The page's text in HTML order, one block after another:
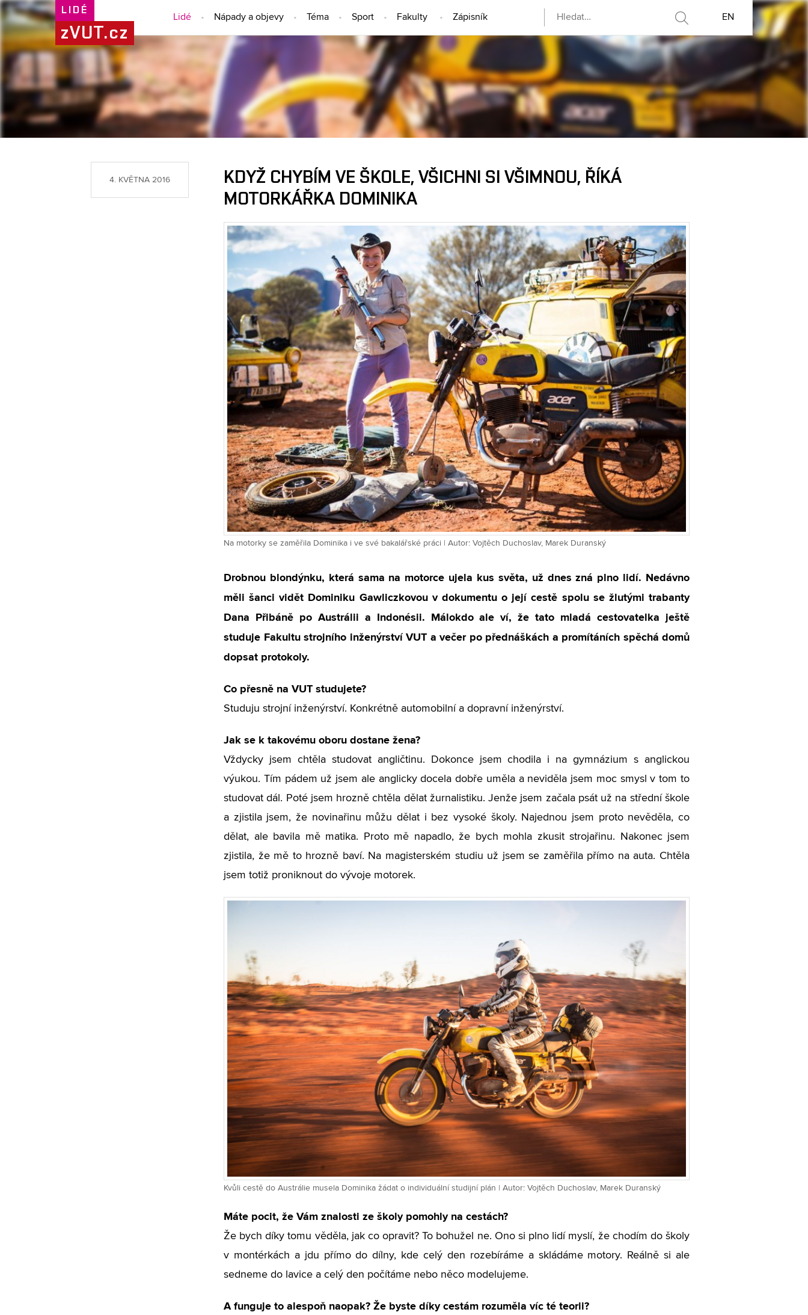
LIDÉ
zVUT.cz
Lidé Nápady a objevy Téma Sport Fakulty Zápisník EN
LIDÉ
4. KVĚTNA 2016
KDYŽ CHYBÍM VE ŠKOLE, VŠICHNI SI VŠIMNOU, ŘÍKÁ
MOTORKÁŘKA DOMINIKA
Na motorky se zaměřila Dominika i ve své bakalářské práci | Autor: Vojtěch Duchoslav, Marek Duranský
Drobnou blondýnku, která sama na motorce ujela kus světa, už dnes zná plno lidí. Nedávno
měli šanci vidět Dominiku Gawliczkovou v dokumentu o její cestě spolu se žlutými trabanty
Dana Přibáně po Austrálii a Indonésii. Málokdo ale ví, že tato mladá cestovatelka ještě
studuje Fakultu strojního inženýrství VUT a večer po přednáškách a promítáních spěchá domů
dopsat protokoly.
Co přesně na VUT studujete?
Studuju strojní inženýrství. Konkrétně automobilní a dopravní inženýrství.
Jak se k takovému oboru dostane žena?
Vždycky jsem chtěla studovat angličtinu. Dokonce jsem chodila i na gymnázium s anglickou
výukou. Tím pádem už jsem ale anglicky docela dobře uměla a neviděla jsem moc smysl v tom to
studovat dál. Poté jsem hrozně chtěla dělat žurnalistiku. Jenže jsem začala psát už na střední škole
a zjistila jsem, že novinařinu můžu dělat i bez vysoké školy. Najednou jsem proto nevěděla, co
dělat, ale bavila mě matika. Proto mě napadlo, že bych mohla zkusit strojařinu. Nakonec jsem
zjistila, že mě to hrozně baví. Na magisterském studiu už jsem se zaměřila přímo na auta. Chtěla
jsem totiž proniknout do vývoje motorek.
Kvůli cestě do Austrálie musela Dominika žádat o individuální studijní plán | Autor: Vojtěch Duchoslav, Marek Duranský
Máte pocit, že Vám znalosti ze školy pomohly na cestách?
Že bych díky tomu věděla, jak co opravit? To bohužel ne. Ono si plno lidí myslí, že chodím do školy
v montérkách a jdu přímo do dílny, kde celý den rozebíráme a skládáme motory. Reálně si ale
sedneme do lavice a celý den počítáme nebo něco modelujeme.
A funguje to alespoň naopak? Že byste díky cestám rozuměla víc té teorii?